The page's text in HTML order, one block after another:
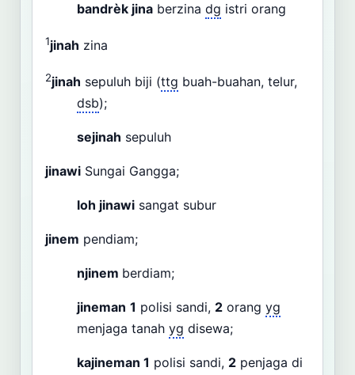
bandrèk jina berzina dg istri orang
1jinah zina
2jinah sepuluh biji (ttg buah-buahan, telur,
dsb);
sejinah sepuluh
jinawi Sungai Gangga;
loh jinawi sangat subur
jinem pendiam;
njinem berdiam;
jineman 1 polisi sandi, 2 orang yg
menjaga tanah yg disewa;
kajineman 1 polisi sandi, 2 penjaga di